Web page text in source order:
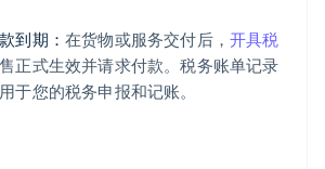
到期： 在货物或服务交付后， 开具税
正式生效并请求付款。税务账单记录
于您的税务申报和记账。